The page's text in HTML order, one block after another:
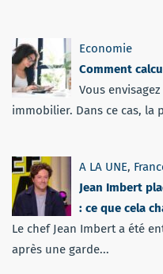
Economie
Comment
Vous
immobilier. Dans ce cas, la
A LA UNE,
Jean Imbert
: ce que cela
Le chef Jean Imbert a été
après une garde...